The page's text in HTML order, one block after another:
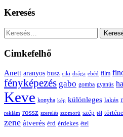
Keresés
Keresés:
Cimkefelhő
Anett aranyos busz ciki drága ebéd film
fényképezés gabo gomba gyanús
Keve konyha kép különleges lakás
reklám rossz szerelés szomorú szép tél
zene átverés érd érdekes étel